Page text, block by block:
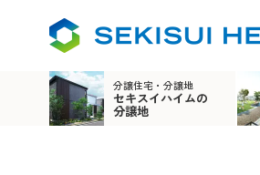
分譲住宅・分譲地
セキスイハイムの
分譲地